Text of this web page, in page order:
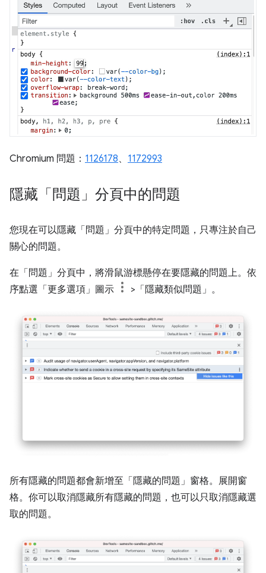
Chromium 問題： 1126178、 1172993
隱藏「問題」分頁中的問題
您現在可以隱藏「問題」分頁中的特定問題，只專注於自己
關心的問題。
在「問題」分頁中，將滑鼠游標懸停在要隱藏的問題上。 依
序點選「更多選項」 圖示 >「隱藏類似問題」 。
所有隱藏的問題都會新增至「隱藏的問題」 窗格。展開窗
格。你可以取消隱藏所有隱藏的問題，也可以只取消隱藏選
取的問題。